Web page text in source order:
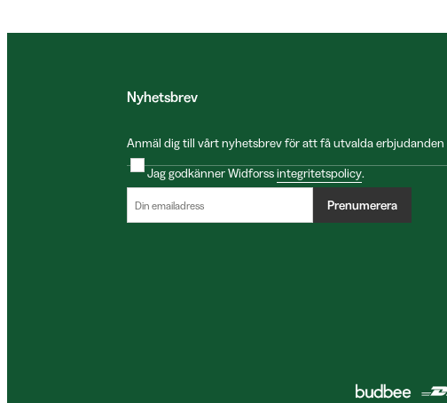
Nyhetsbrev
Anmäl dig till vårt nyhetsbrev för att få utvalda erbjudanden
Jag godkänner Widforssintegritetspolicy.
Prenumerera